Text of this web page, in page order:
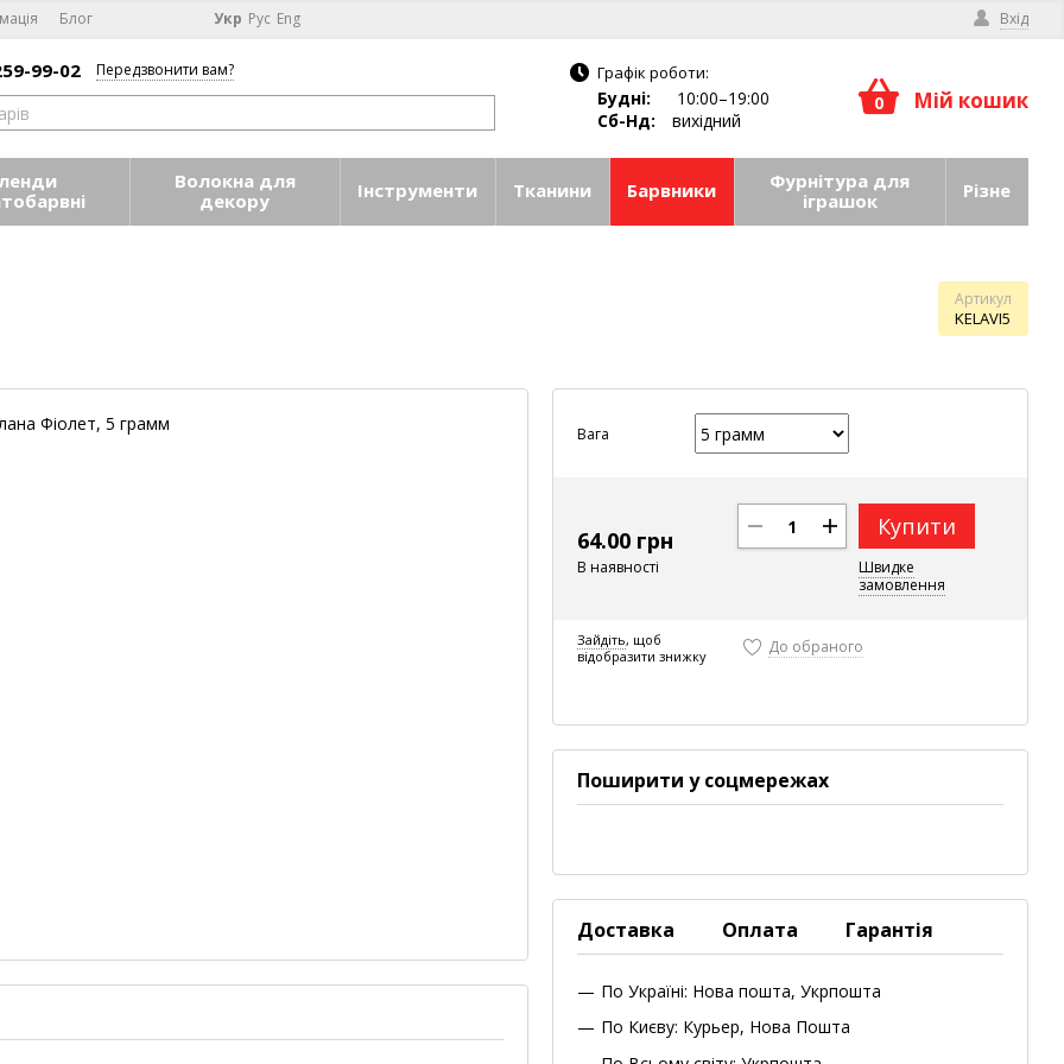
Блог Вхід
Укр Рус Eng
99-02 Передзвонити вам? Графік роботи:
Будні:
10:00–19:00
Сб-Нд:
вихідний
0 Мій кошик
Волокна для
декору
Інструменти Тканини Барвники
Фурнітура для
іграшок
Різне
Артикул
KELAVI5
Вага
64.00 грн
В наявності
Купити
Швидке
замовлення
Зайдіть, щоб
відобразити знижку
До обраного
Поширити у соцмережах
Доставка Оплата Гарантія
По Україні: Нова пошта, Укрпошта
По Києву: Курьер, Нова Пошта